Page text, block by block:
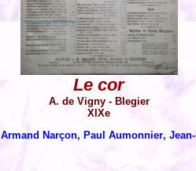
Le cor
A. de Vigny - Blegier
XIXe
Armand Narçon, Paul Aumonnier,